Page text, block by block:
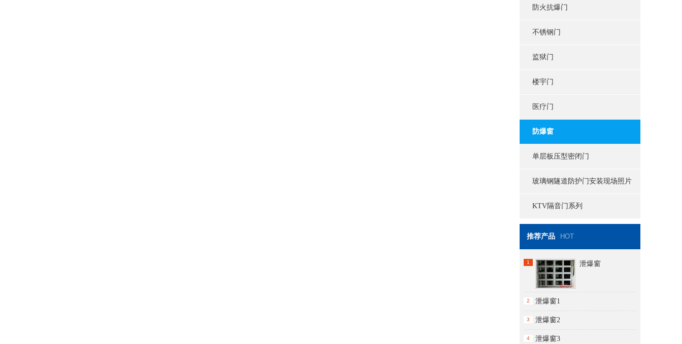
防火抗爆门
不锈钢门
监狱门
楼宇门
医疗门
防爆窗
单层板压型密闭门
玻璃钢隧道防护门安装现场照片
KTV隔音门系列
推荐产品 HOT
1 泄爆窗
2 泄爆窗1
3 泄爆窗2
4 泄爆窗3